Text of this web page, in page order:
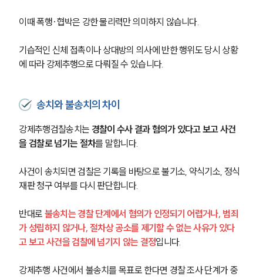
이때 폭행·협박은 강한 물리력만 의미하지 않습니다.
기습적인 신체 접촉이나 상대방의 의사에 반한 행위도 당시 상황
에 따라 강제추행으로 다뤄질 수 있습니다.
송치와 불송치의 차이
강제추행검찰송치는 경찰이 수사 결과 혐의가 있다고 보고 사건
을 검찰로 넘기는 절차를 말합니다.
사건이 송치되면 검찰은 기록을 바탕으로 불기소, 약식기소, 정식
재판 청구 여부를 다시 판단합니다.
반대로 불송치는 경찰 단계에서 혐의가 인정되기 어렵거나, 범죄
가 성립하지 않거나, 절차상 공소를 제기할 수 없는 사유가 있다
고 보고 사건을 검찰에 넘기지 않는 결정입니다.
강제추행 사건에서 불송치를 목표로 한다면 경찰 조사 단계가 중